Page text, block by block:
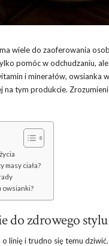
wiele do zaoferowania
pomóc w odchudzaniu,
i minerałów,
tym produkcie.
masy ciała?
owsianki?
do zdrowego
linię i trudno się temu dziwić.